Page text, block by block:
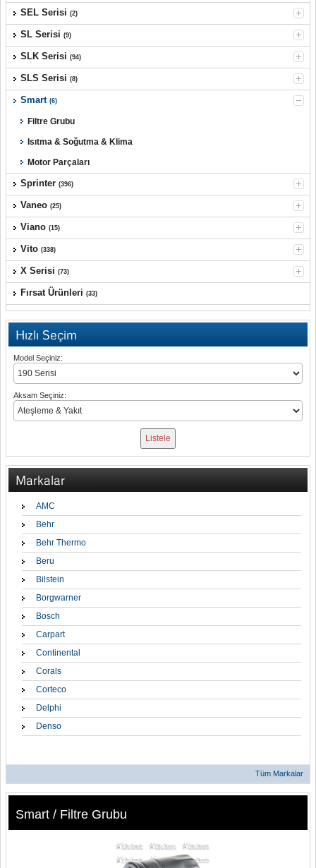
SEL Serisi (2)
SL Serisi (9)
SLK Serisi (94)
SLS Serisi (8)
Smart (6)
Filtre Grubu
Isıtma & Soğutma & Klima
Motor Parçaları
Sprinter (396)
Vaneo (25)
Viano (15)
Vito (338)
X Serisi (73)
Fırsat Ürünleri (33)
Hızlı Seçim
Model Seçiniz:
Aksam Seçiniz:
Markalar
AMC
Behr
Behr Thermo
Beru
Bilstein
Borgwarner
Bosch
Carpart
Continental
Corals
Corteco
Delphi
Denso
Tüm Markalar
Smart / Filtre Grubu